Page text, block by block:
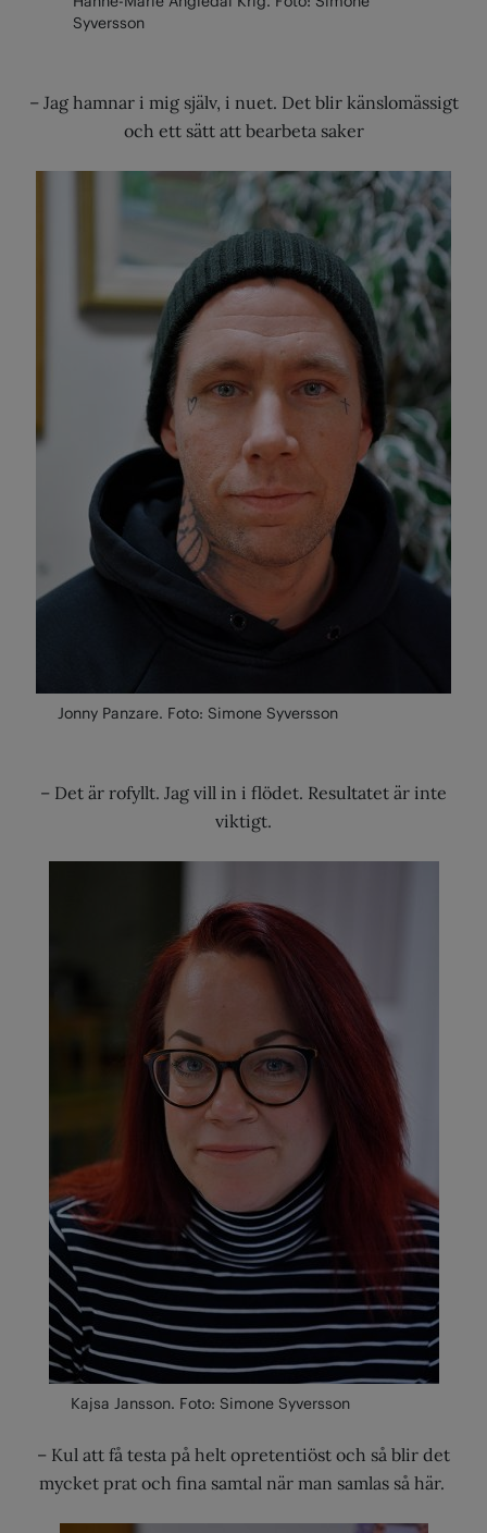
Syversson
– Jag hamnar i mig själv, i nuet. Det blir känslomässigt
och ett sätt att bearbeta saker
Jonny Panzare. Foto: Simone Syversson
– Det är rofyllt. Jag vill in i flödet. Resultatet är inte
viktigt.
Kajsa Jansson. Foto: Simone Syversson
– Kul att få testa på helt opretentiöst och så blir det
mycket prat och fina samtal när man samlas så här.